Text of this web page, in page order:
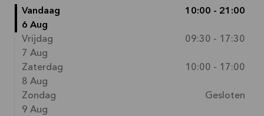
Vandaag
6 Aug
10:00 - 21:00
Vrijdag
7 Aug
09:30 - 17:30
Zaterdag
8 Aug
10:00 - 17:00
Zondag
9 Aug
Gesloten